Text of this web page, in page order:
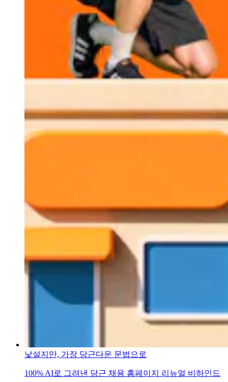
낯설지만, 가장 당근다운 문법으로
100% AI로 그려낸 당근 채용 홈페이지 리뉴얼 비하인드